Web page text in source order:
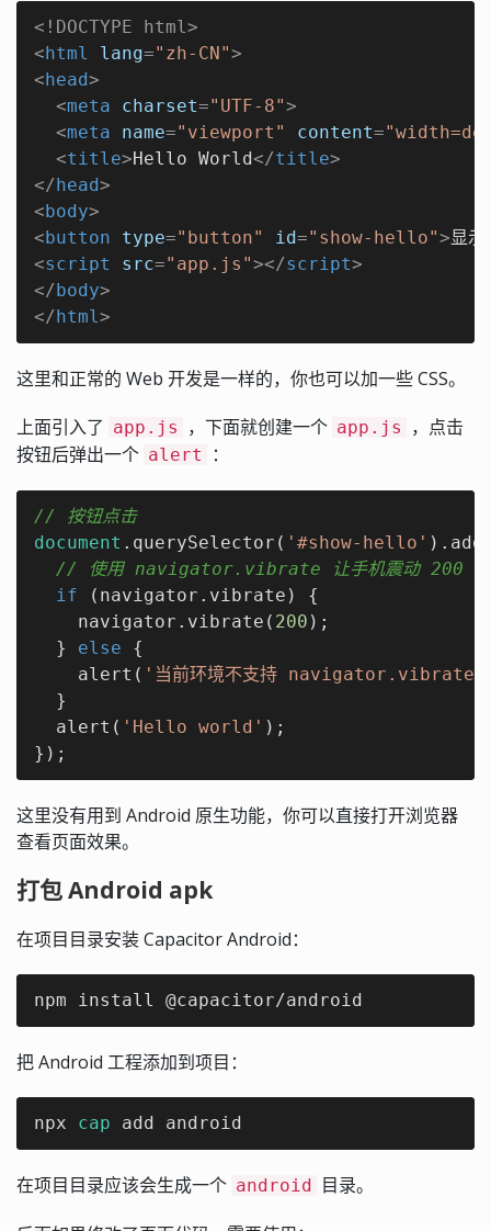
<!DOCTYPE html>
<html lang="zh-CN">
<head>
<meta charset="UTF-8">
<meta name="viewport" content=
<title>Hello World</title>
</head>
<body>
<button type="button" id="show-hello">显
<script src="app.js"></script>
</body>
</html>
这里和正常的 Web 开发是一样的，你也可以加一些 CSS。
上面引入了 app.js ，下面就创建一个 app.js
，点击
按钮后弹出一个 alert ：
// 按钮点击
document .querySelector( '#show-hello'
// 使用 navigator.vibrate 让手机震动 200 毫
if (navigator.vibrate) {
    navigator.vibrate(
200 );
  }
else {
    alert(
'当前环境不支持 navigator.vibrate'
  }
  alert(
'Hello world' );
});
这里没有用到 Android 原生功能，你可以直接打开浏览器
查看页面效果。
打包 Android apk
在项目目录安装 Capacitor Android：
npm install @capacitor/android
把 Android 工程添加到项目：
npx cap add android
在项目目录应该会生成一个 android 目录。